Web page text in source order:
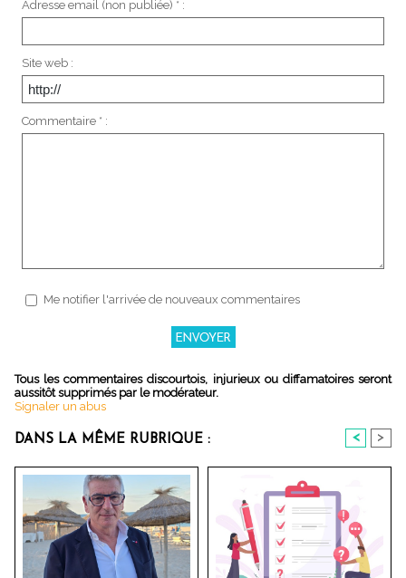
Adresse email (non publiée) * :
Site web :
Commentaire * :
Me notifier l'arrivée de nouveaux commentaires
Tous les commentaires discourtois, injurieux ou diffamatoires seront
aussitôt supprimés par le modérateur.
Signaler un abus
DANS LA MÊME RUBRIQUE : < >